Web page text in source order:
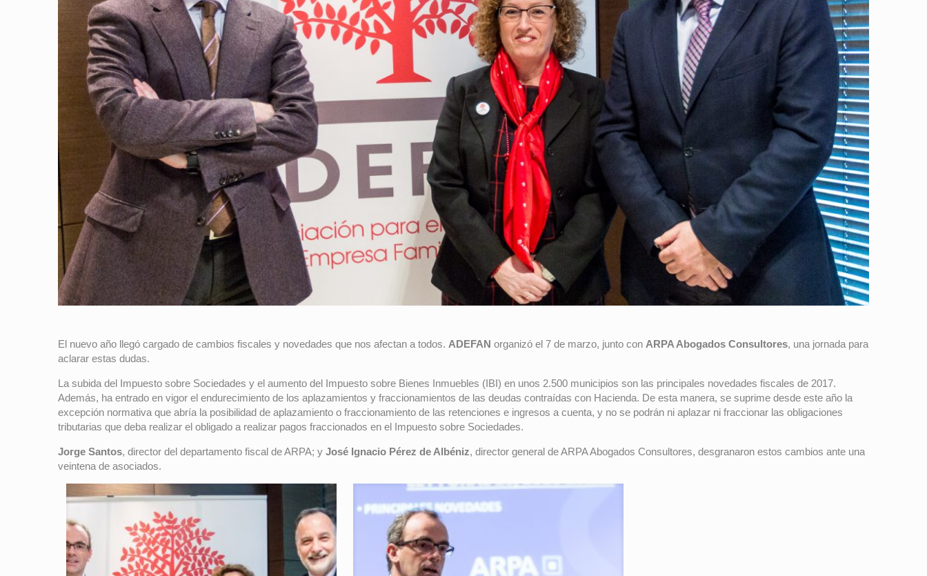
El nuevo año llegó cargado de cambios fiscales y novedades que nos afectan a todos. ADEFAN organizó el 7 de marzo, junto con ARPA Abogados Consultores, una jornada para
aclarar estas dudas.
La subida del Impuesto sobre Sociedades y el aumento del Impuesto sobre Bienes Inmuebles (IBI) en unos 2.500 municipios son las principales novedades fiscales de 2017.
Además, ha entrado en vigor el endurecimiento de los aplazamientos y fraccionamientos de las deudas contraídas con Hacienda. De esta manera, se suprime desde este año la
excepción normativa que abría la posibilidad de aplazamiento o fraccionamiento de las retenciones e ingresos a cuenta, y no se podrán ni aplazar ni fraccionar las obligaciones
tributarias que deba realizar el obligado a realizar pagos fraccionados en el Impuesto sobre Sociedades.
Jorge Santos, director del departamento fiscal de ARPA; y José Ignacio Pérez de Albéniz, director general de ARPA Abogados Consultores, desgranaron estos cambios ante una
veintena de asociados.